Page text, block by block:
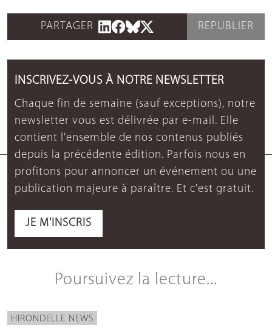
PARTAGER REPUBLIER
INSCRIVEZ-VOUS À NOTRE NEWSLETTER
Chaque fin de semaine (sauf exceptions), notre
newsletter vous est délivrée par e-mail. Elle
contient l'ensemble de nos contenus publiés
depuis la précédente édition. Parfois nous en
profitons pour annoncer un événement ou une
publication majeure à paraître. Et c'est gratuit.
JE M'INSCRIS
Poursuivez la lecture...
HIRONDELLE NEWS